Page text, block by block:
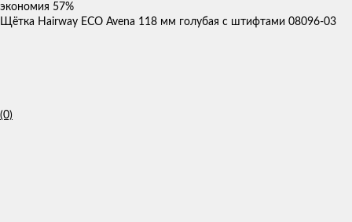
экономия 57%
Щётка Hairway ECO Avena 118 мм голубая с штифтами 08096-03
(0)